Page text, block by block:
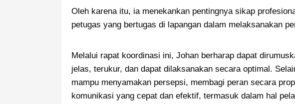
Oleh karena itu, ia menekankan pentingnya sikap
petugas yang bertugas di lapangan dalam melaksanakan
Melalui rapat koordinasi ini, Johan berharap dapat
jelas, terukur, dan dapat dilaksanakan secara optimal.
mampu menyamakan persepsi, membagi peran secara
komunikasi yang cepat dan efektif, termasuk dalam hal